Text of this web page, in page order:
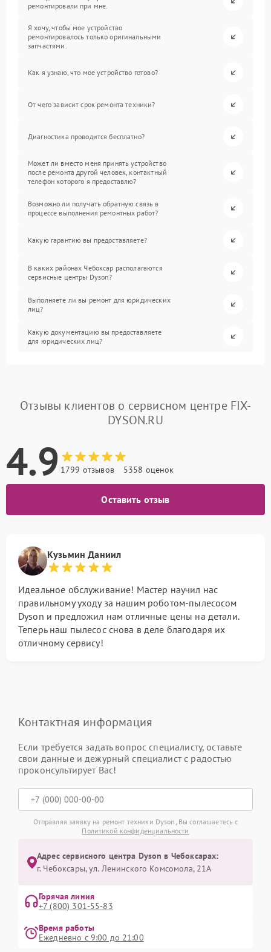
ремонтировали при мне.
Я хочу, чтобы мое устройство
ремонтировалось только оригинальными
запчастями.
Как я узнаю, что мое устройство готово?
От чего зависит срок ремонта техники?
Диагностика проводится бесплатно?
Может ли вместо меня принять устройство
после ремонта другой человек, контактный
телефон которого я предоставлю?
Возможно ли получать обратную связь в
процессе выполнения ремонтных работ?
Какую гарантию вы предоставляете?
В каких районах Чебоксар располагаются
сервисные центры Dyson?
Выполняете ли вы ремонт для юридических
лиц?
Какую документацию вы предоставляете
для юридических лиц?
Отзывы клиентов о сервисном центре FIX-
DYSON.RU
4.9 1799 отзывов 5358 оценок
Оставить отзыв
Кузьмин Даниил
Идеальное обслуживание! Мастер научил нас
правильному уходу за нашим роботом-пылесосом
Dyson и предложил нам отличные цены на детали.
Теперь наш пылесос снова в деле благодаря их
отличному сервису!
Контактная информация
Если требуется задать вопрос специалисту, оставьте
свои данные и дежурный специалист с радостью
проконсультирует Вас!
Отправляя заявку на ремонт техники Dyson, Вы соглашаетесь с
Политикой конфиденциальности
Адрес сервисного центра Dyson в Чебоксарах:
г. Чебоксары, ул. Ленинского Комсомола, 21А
Горячая линия
+7 (800) 301-55-83
Время работы
Ежедневно с 9:00 до 21:00